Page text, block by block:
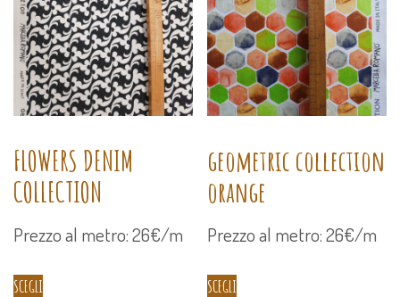
FLOWERS DENIM
COLLECTION
Prezzo al metro: 26€/m
SCEGLI
geometric collection
orange
Prezzo al metro: 26€/m
SCEGLI